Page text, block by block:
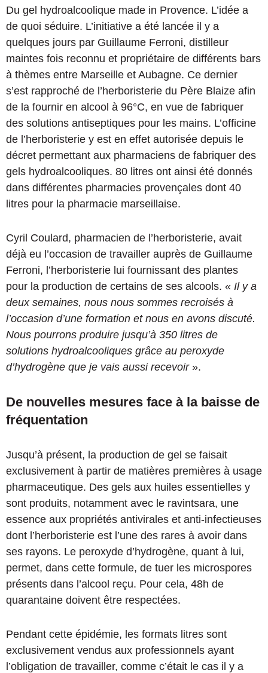
Du gel hydroalcoolique made in Provence. L’idée a
de quoi séduire. L’initiative a été lancée il y a
quelques jours par Guillaume Ferroni, distilleur
maintes fois reconnu et propriétaire de différents bars
à thèmes entre Marseille et Aubagne. Ce dernier
s’est rapproché de l’herboristerie du Père Blaize afin
de la fournir en alcool à 96°C, en vue de fabriquer
des solutions antiseptiques pour les mains. L’officine
de l’herboristerie y est en effet autorisée depuis le
décret permettant aux pharmaciens de fabriquer des
gels hydroalcooliques. 80 litres ont ainsi été donnés
dans différentes pharmacies provençales dont 40
litres pour la pharmacie marseillaise.
Cyril Coulard, pharmacien de l’herboristerie, avait
déjà eu l’occasion de travailler auprès de Guillaume
Ferroni, l’herboristerie lui fournissant des plantes
pour la production de certains de ses alcools. « Il y a
deux semaines, nous nous sommes recroisés à
l’occasion d’une formation et nous en avons discuté.
Nous pourrons produire jusqu’à 350 litres de
solutions hydroalcooliques grâce au peroxyde
d’hydrogène que je vais aussi recevoir».
De nouvelles mesures face à la baisse de
fréquentation
Jusqu’à présent, la production de gel se faisait
exclusivement à partir de matières premières à usage
pharmaceutique. Des gels aux huiles essentielles y
sont produits, notamment avec le ravintsara, une
essence aux propriétés antivirales et anti-infectieuses
dont l’herboristerie est l’une des rares à avoir dans
ses rayons. Le peroxyde d’hydrogène, quant à lui,
permet, dans cette formule, de tuer les microspores
présents dans l’alcool reçu. Pour cela, 48h de
quarantaine doivent être respectées.
Pendant cette épidémie, les formats litres sont
exclusivement vendus aux professionnels ayant
l’obligation de travailler, comme c’était le cas il y a